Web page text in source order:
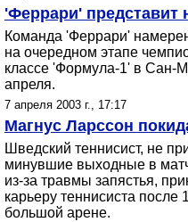
'Феррари'
Команда 'Феррари'
на очередном этапе
классе 'Формула-1' в Сан-
апреля.
7 апреля 2003 г., 17:17
Магнус Ларссон
Шведский теннисист, не
минувшие выходные в
из-за травмы запястья,
карьеру теннисиста после
большой арене.